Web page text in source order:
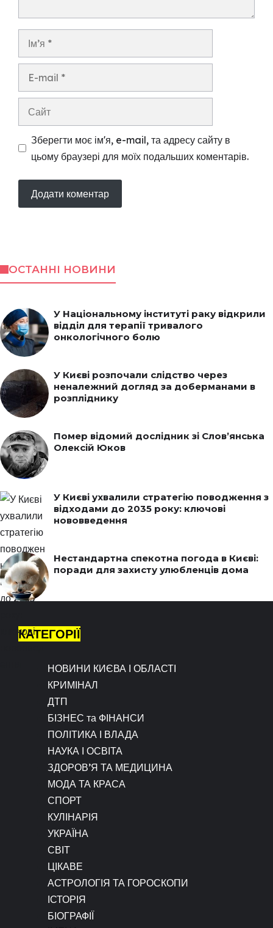
Зберегти моє ім'я, e-mail, та адресу сайту в
цьому браузері для моїх подальших коментарів.
ОСТАННІ НОВИНИ
У Національному інституті раку відкрили
відділ для терапії тривалого
онкологічного болю
У Києві розпочали слідство через
неналежний догляд за доберманами в
розпліднику
Помер відомий дослідник зі Слов’янська
Олексій Юков
У Києві ухвалили стратегію поводження з
відходами до 2035 року: ключові
нововведення
Нестандартна спекотна погода в Києві:
поради для захисту улюбленців дома
КАТЕГОРІЇ
НОВИНИ КИЄВА І ОБЛАСТІ
КРИМІНАЛ
ДТП
БІЗНЕС та ФІНАНСИ
ПОЛІТИКА І ВЛАДА
НАУКА І ОСВІТА
ЗДОРОВ’Я ТА МЕДИЦИНА
МОДА ТА КРАСА
СПОРТ
КУЛІНАРІЯ
УКРАЇНА
СВІТ
ЦІКАВЕ
АСТРОЛОГІЯ ТА ГОРОСКОПИ
ІСТОРІЯ
БІОГРАФІЇ